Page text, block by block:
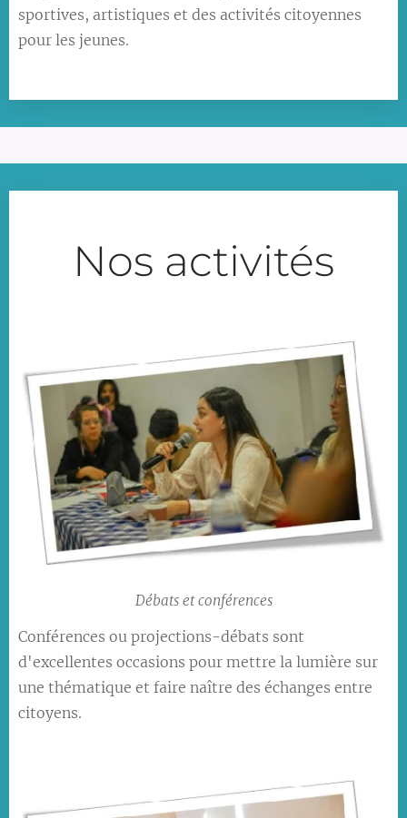
sportives, artistiques et des activités citoyennes
pour les jeunes.
Nos activités
Débats et conférences
Conférences ou projections-débats sont
d'excellentes occasions pour mettre la lumière sur
une thématique et faire naître des échanges entre
citoyens.